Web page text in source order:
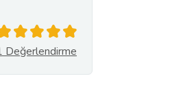
Değerlendirme